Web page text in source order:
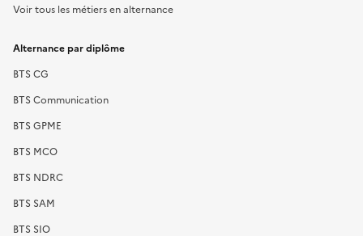
Voir tous les métiers en alternance
Alternance par diplôme
BTS CG
BTS Communication
BTS GPME
BTS MCO
BTS NDRC
BTS SAM
BTS SIO